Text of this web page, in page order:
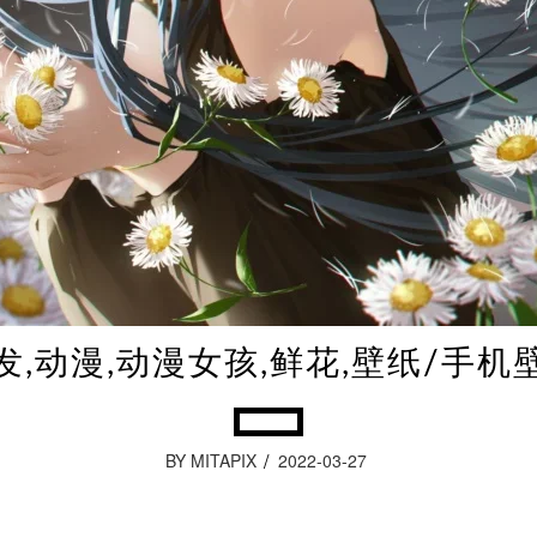
,动漫,动漫女孩,鲜花,壁纸/手机
BY MITAPIX 2022-03-27